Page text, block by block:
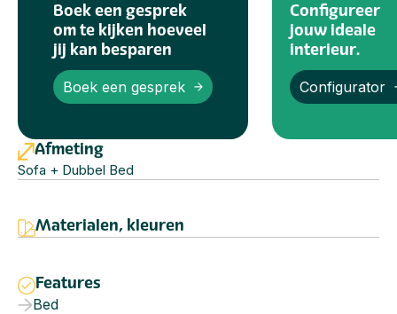
Boek een gesprek
om te kijken hoeveel
jij kan besparen
Boek een gesprek
Configureer
jouw ideale
interieur.
Configurator
Afmeting
Sofa + Dubbel Bed
Materialen, kleuren
Features
Bed